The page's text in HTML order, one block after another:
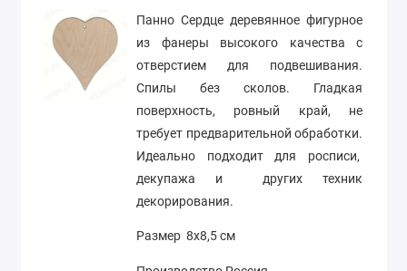
Панно Сердце деревянное фигурное
из фанеры высокого качества с
отверстием для подвешивания.
Спилы без сколов. Гладкая
поверхность, ровный край, не
требует предварительной обработки.
Идеально подходит для росписи,
декупажа и других техник
декорирования.
Размер 8х8,5 см